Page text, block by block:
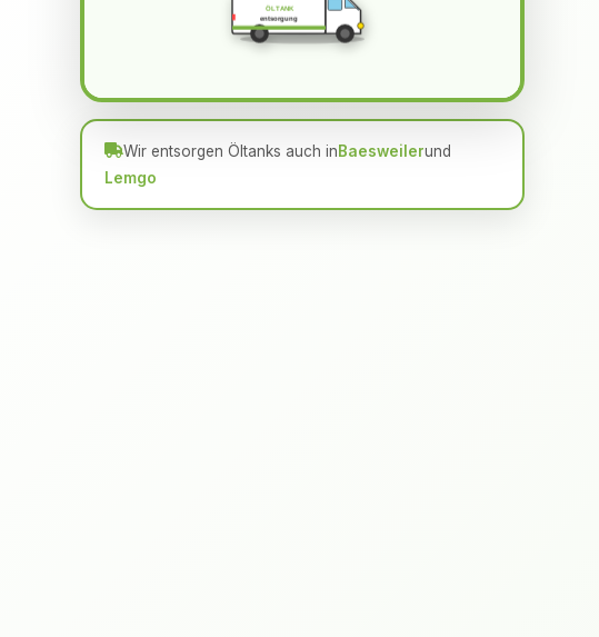
ÖLTANK
entsorgung
Wir entsorgen Öltanks auch inBaesweilerund
Lemgo